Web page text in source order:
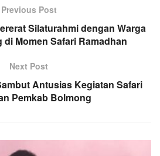
Previous Post
Silaturahmi dengan Warga
Momen Safari Ramadhan
Next Post
Antusias Kegiatan Safari
Pemkab Bolmong